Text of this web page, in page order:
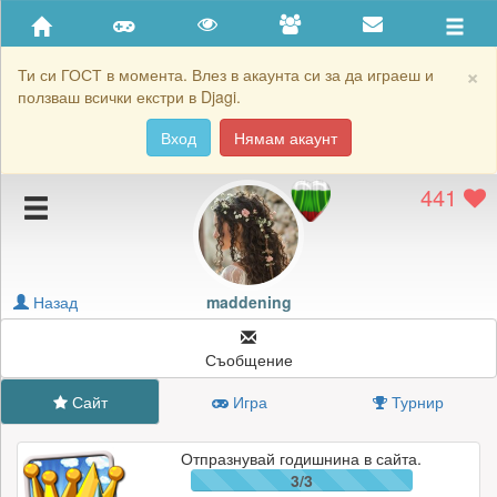
×
Ти си ГОСТ в момента. Влез в акаунта си за да играеш и
ползваш всички екстри в Djagi.
Вход
Нямам акаунт
Приятели
Хронология на игри
Подаръците на maddening
Картичките на maddening
Блокирай maddening
441
maddening
Назад
Съобщение
Сайт
Игра Турнир
Отпразнувай годишнина в сайта.
3/3